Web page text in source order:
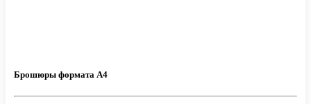
Брошюры формата А4